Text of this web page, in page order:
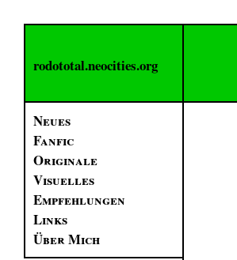
rodototal.neocities.org
Neues
Fanfic
Originale
Visuelles
Empfehlungen
Links
Über Mich